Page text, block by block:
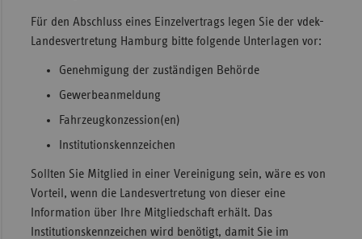
Für den Abschluss eines Einzelvertrags legen Sie der vdek-
Landesvertretung Hamburg bitte folgende Unterlagen vor:
Genehmigung der zuständigen Behörde
Gewerbeanmeldung
Fahrzeugkonzession(en)
Institutionskennzeichen
Sollten Sie Mitglied in einer Vereinigung sein, wäre es von
Vorteil, wenn die Landesvertretung von dieser eine
Information über Ihre Mitgliedschaft erhält. Das
Institutionskennzeichen wird benötigt, damit Sie im